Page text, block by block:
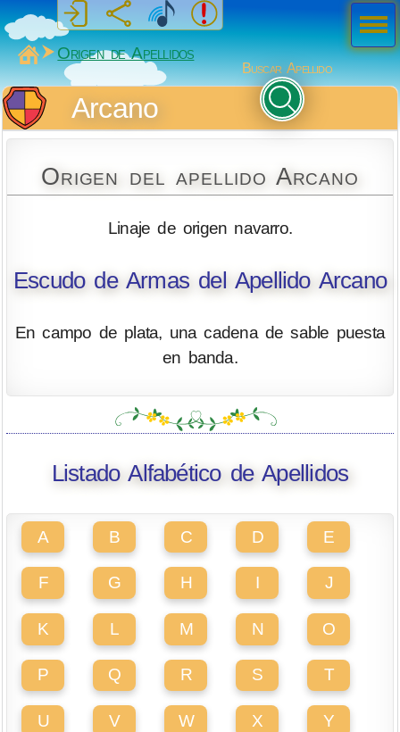
MiSabueso
Origen de Apellidos
Buscar Apellido
Arcano
Origen del apellido Arcano
Linaje de origen navarro.
Escudo de Armas del Apellido Arcano
En campo de plata, una cadena de sable puesta
en banda.
Listado Alfabético de Apellidos
A B C D E
F G H I J
K L M N O
P Q R S T
U V W X Y
Men
ú